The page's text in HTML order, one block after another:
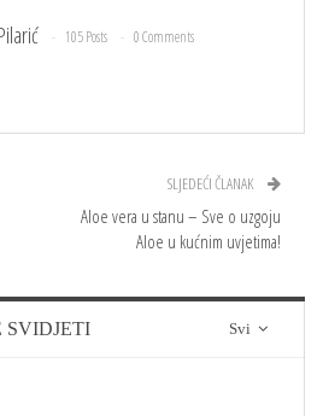
105 Posts 0 Comments
SLJEDEĆI ČLANAK
Aloe vera u stanu – Sve o uzgoju
Aloe u kućnim uvjetima!
Svi
SVIDJETI